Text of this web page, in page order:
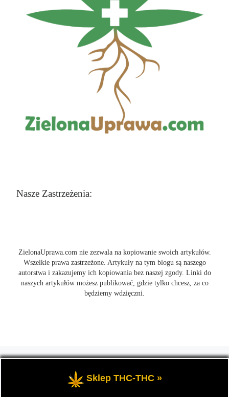
Nasze Zastrzeżenia:
ZielonaUprawa.com nie zezwala na kopiowanie swoich artykułów.
Wszelkie prawa zastrzeżone. Artykuły na tym blogu są naszego
autorstwa i zakazujemy ich kopiowania bez naszej zgody. Linki do
naszych artykułów możesz publikować, gdzie tylko chcesz, za co
będziemy wdzięczni.
wszystko o uprawie i hodowli marihunay, roślin konopi indoor
oraz outdoor.
Sklep THC-THC »